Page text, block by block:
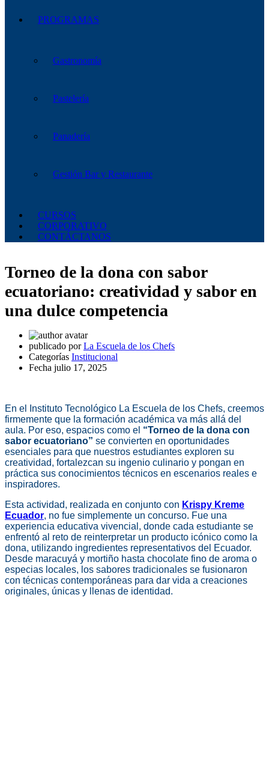
PROGRAMAS
Gastronomía
Pastelería
Panadería
Gestión Bar y Restaurante
CURSOS
CORPORATIVO
CONTÁCTANOS
Torneo de la dona con sabor
ecuatoriano: creatividad y sabor en
una dulce competencia
publicado por La Escuela de los Chefs
Categorías Institucional
Fecha julio 17, 2025
En el Instituto Tecnológico La Escuela de los Chefs, creemos
firmemente que la formación académica va más allá del
aula. Por eso, espacios como el “Torneo de la dona con
sabor ecuatoriano” se convierten en oportunidades
esenciales para que nuestros estudiantes exploren su
creatividad, fortalezcan su ingenio culinario y pongan en
práctica sus conocimientos técnicos en escenarios reales e
inspiradores.
Esta actividad, realizada en conjunto con Krispy Kreme
Ecuador, no fue simplemente un concurso. Fue una
experiencia educativa vivencial, donde cada estudiante se
enfrentó al reto de reinterpretar un producto icónico como la
dona, utilizando ingredientes representativos del Ecuador.
Desde maracuyá y mortiño hasta chocolate fino de aroma o
especias locales, los sabores tradicionales se fusionaron
con técnicas contemporáneas para dar vida a creaciones
originales, únicas y llenas de identidad.